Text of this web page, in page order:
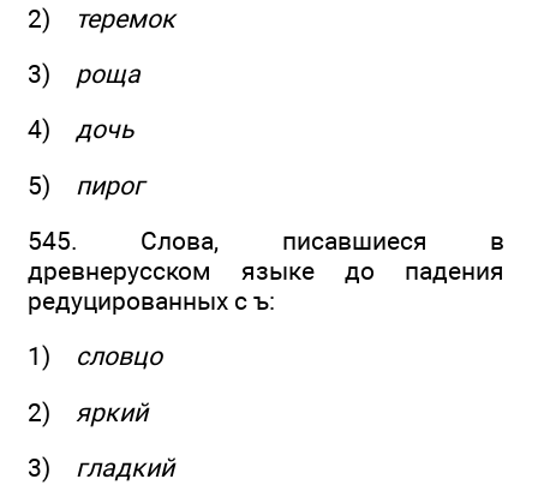
2)
теремок
3) роща
4) дочь
5) пирог
545. Слова, писавшиеся в
древнерусском языке до падения
редуцированных с ъ:
1) словцо
2) яркий
3) гладкий